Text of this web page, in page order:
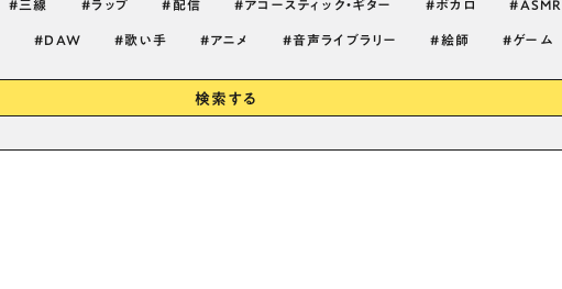
三線 ラップ 配信 アコースティック・ギター ボカロ ASMR
DAW 歌い手 アニメ 音声ライブラリー 絵師 ゲーム
検索する